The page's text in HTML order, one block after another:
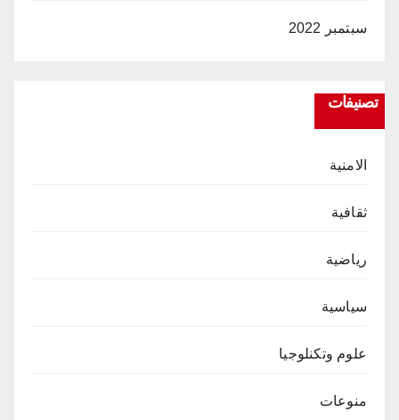
سبتمبر 2022
تصنيفات
الامنية
ثقافية
رياضية
سياسية
علوم وتكنلوجيا
منوعات